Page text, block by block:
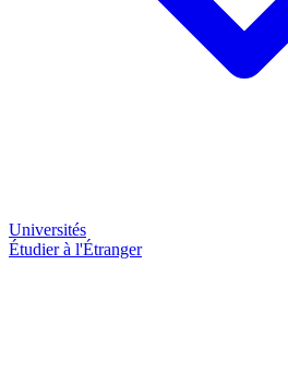
Universités
Étudier à l'Étranger